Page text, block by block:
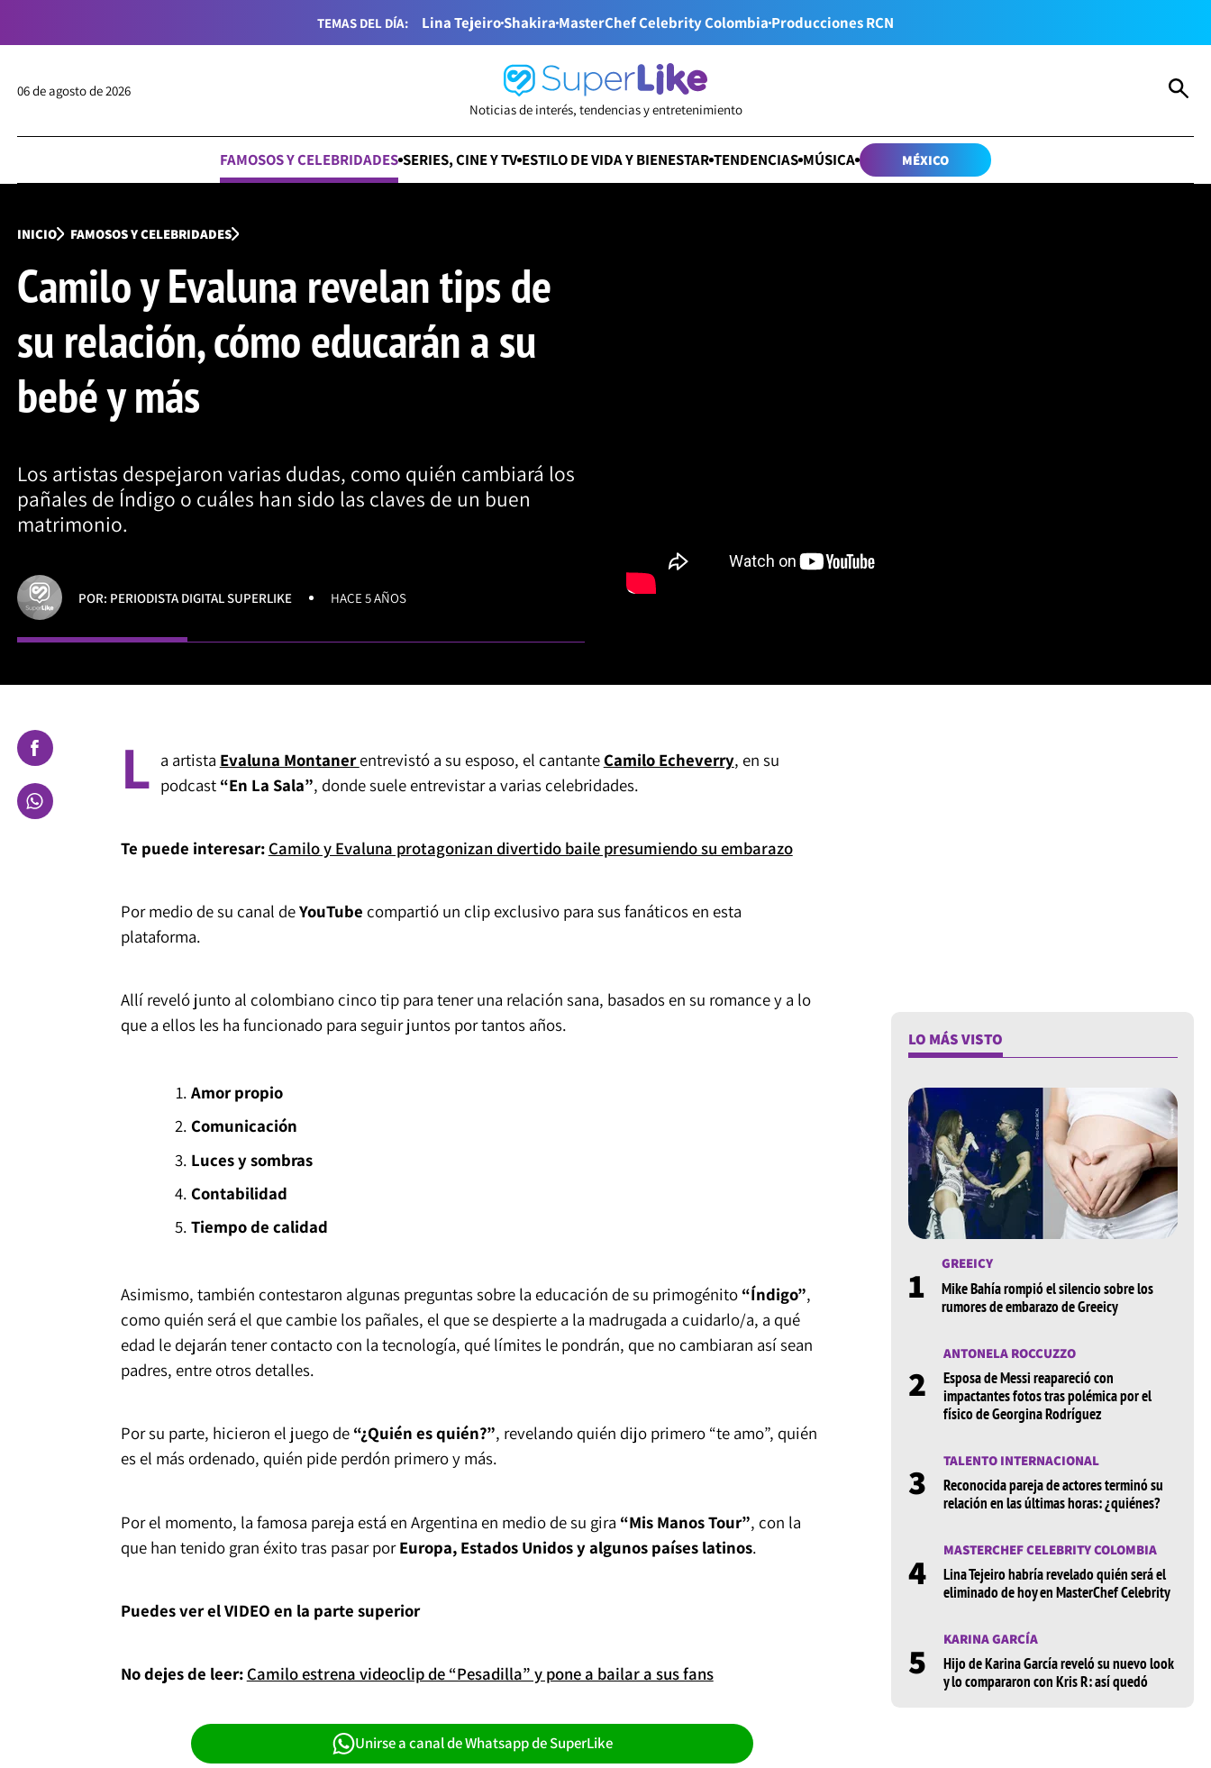
TEMAS DEL DÍA: Lina TejeiroShakiraMasterChef Celebrity ColombiaProducciones RCN
06 de agosto de 2026
Noticias de interés, tendencias y entretenimiento
FAMOSOS Y CELEBRIDADES SERIES, CINE Y TV ESTILO DE VIDA Y BIENESTAR TENDENCIAS MÚSICA MÉXICO
INICIO FAMOSOS Y CELEBRIDADES
Camilo y Evaluna revelan tips de
su relación, cómo educarán a su
bebé y más
Los artistas despejaron varias dudas, como quién cambiará los
pañales de Índigo o cuáles han sido las claves de un buen
matrimonio.
POR: PERIODISTA DIGITAL SUPERLIKE HACE 5 AÑOS
L a artista Evaluna Montanerentrevistó a su esposo, el cantante Camilo Echeverry, en su
podcast “En La Sala”, donde suele entrevistar a varias celebridades.
Te puede interesar: Camilo y Evaluna protagonizan divertido baile presumiendo su embarazo
Por medio de su canal deYouTube compartió un clip exclusivo para sus fanáticos en esta
plataforma.
Allí reveló junto al colombiano cinco tip para tener una relación sana, basados en su romance y a lo
que a ellos les ha funcionado para seguir juntos por tantos años.
Amor propio
Comunicación
Luces y sombras
Contabilidad
Tiempo de calidad
Asimismo, también contestaron algunas preguntas sobre la educación de su primogénito “Índigo”,
como quién será el que cambie los pañales, el que se despierte a la madrugada a cuidarlo/a, a qué
edad le dejarán tener contacto con la tecnología, qué límites le pondrán, que no cambiaran así sean
padres, entre otros detalles.
Por su parte, hicieron el juego de “¿Quién es quién?”, revelando quién dijo primero “te amo”, quién
es el más ordenado, quién pide perdón primero y más.
Por el momento, la famosa pareja está en Argentina en medio de su gira “Mis Manos Tour”, con la
que han tenido gran éxito tras pasar porEuropa, Estados Unidos y algunos países latinos.
Puedes ver el VIDEO en la parte superior
No dejes de leer: Camilo estrena videoclip de “Pesadilla” y pone a bailar a sus fans
Unirse a canal de Whatsapp de SuperLike
LO MÁS VISTO
1
GREEICY
Mike Bahía rompió el silencio sobre los
rumores de embarazo de Greeicy
2
ANTONELA ROCCUZZO
Esposa de Messi reapareció con
impactantes fotos tras polémica por el
físico de Georgina Rodríguez
3
TALENTO INTERNACIONAL
Reconocida pareja de actores terminó su
relación en las últimas horas: ¿quiénes?
4
MASTERCHEF CELEBRITY COLOMBIA
Lina Tejeiro habría revelado quién será el
eliminado de hoy en MasterChef Celebrity
5
KARINA GARCÍA
Hijo de Karina García reveló su nuevo look
y lo compararon con Kris R: así quedó